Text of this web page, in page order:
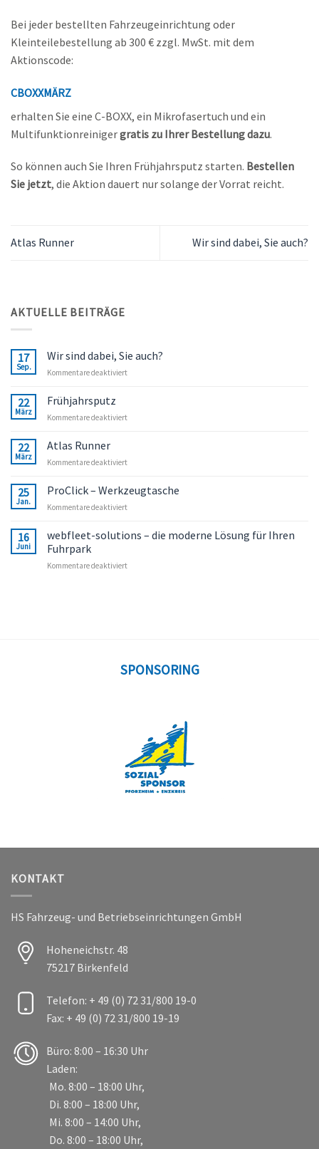
Bei jeder bestellten Fahrzeugeinrichtung oder
Kleinteilebestellung ab 300 € zzgl. MwSt. mit dem
Aktionscode:
CBOXXMÄRZ
erhalten Sie eine C-BOXX, ein Mikrofasertuch und ein
Multifunktionreinigergratis zu Ihrer Bestellung dazu.
So können auch Sie Ihren Frühjahrsputz starten. Bestellen
Sie jetzt, die Aktion dauert nur solange der Vorrat reicht.
Atlas Runner Wir sind dabei, Sie auch?
AKTUELLE BEITRÄGE
17
Sep.
Wir sind dabei, Sie auch?
Kommentare deaktiviertfür
Sie
22
März
Frühjahrsputz
Kommentare deaktiviertfür
22
März
Atlas Runner
Kommentare deaktiviertfür
Runner
25
Jan.
ProClick – Werkzeugtasche
Kommentare deaktiviertfür
16
Juni
webfleet-solutions – die moderne Lösung für Ihren
Fuhrpark
Kommentare deaktiviertfür
Fuhrpark
SPONSORING
KONTAKT
HS Fahrzeug- und Betriebseinrichtungen GmbH
Hoheneichstr. 48
75217 Birkenfeld
Telefon: + 49 (0) 72 31/800 19-0
Fax: + 49 (0) 72 31/800 19-19
Büro: 8:00 – 16:30 Uhr
Laden:
Mo. 8:00 – 18:00 Uhr,
Di. 8:00 – 18:00 Uhr,
Mi. 8:00 – 14:00 Uhr,
Do. 8:00 – 18:00 Uhr,